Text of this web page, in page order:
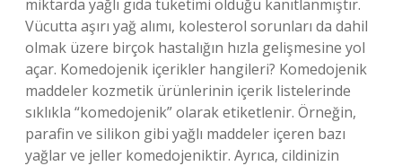
miktarda yağlı gıda tüketimi olduğu kanıtlanmıştır.
Vücutta aşırı yağ alımı, kolesterol sorunları da dahil
olmak üzere birçok hastalığın hızla gelişmesine yol
açar. Komedojenik içerikler hangileri? Komedojenik
maddeler kozmetik ürünlerinin içerik listelerinde
sıklıkla “komedojenik” olarak etiketlenir. Örneğin,
parafin ve silikon gibi yağlı maddeler içeren bazı
yağlar ve jeller komedojeniktir. Ayrıca, cildinizin